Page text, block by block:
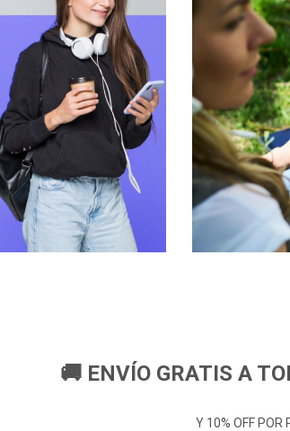
🚚 ENVÍO GRATIS A
Y 10% OFF POR